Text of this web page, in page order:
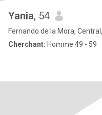
Yania, 54
Fernando de la Mora,
Cherchant: Homme 49 - 59